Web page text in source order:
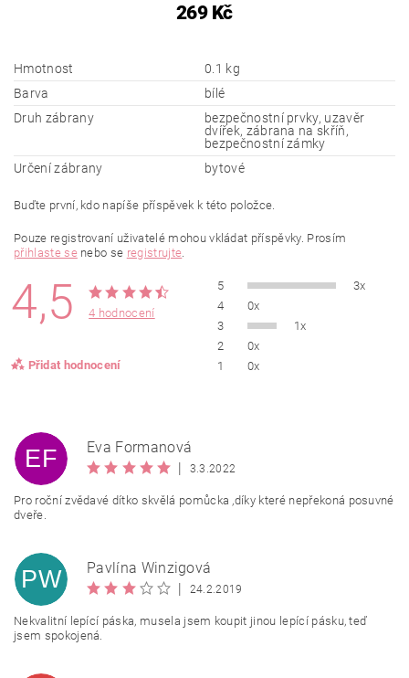
269 Kč
Hmotnost
0.1 kg
Barva
bílé
Druh zábrany
bezpečnostní prvky, uzavěr
dvířek, zábrana na skříň,
bezpečnostní zámky
Určení zábrany
bytové
Buďte první, kdo napíše příspěvek k této položce.
Pouze registrovaní uživatelé mohou vkládat příspěvky. Prosím
přihlaste senebo se registrujte
4,5 4 hodnocení
Přidat hodnocení
5
3x
4
0x
3
1x
2
0x
1
0x
EF
Eva Formanová
|
3.3.2022
Pro roční zvědavé dítko skvělá pomůcka ,díky které nepřekoná posuvné
dveře.
PW
Pavlína Winzigová
|
24.2.2019
Nekvalitní lepící páska, musela jsem koupit jinou lepící pásku, teď
jsem spokojená.